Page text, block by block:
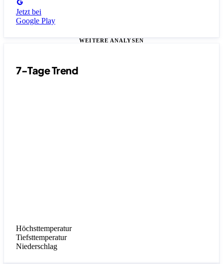
Jetzt bei
Google Play
WEITERE ANALYSEN
7-Tage Trend
Höchsttemperatur
Tiefsttemperatur
Niederschlag